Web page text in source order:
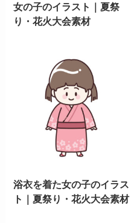
女の子のイラスト｜夏祭
り・花火大会素材
浴衣を着た女の子のイラス
ト｜夏祭り・花火大会素材